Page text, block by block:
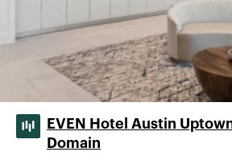
EVEN Hotel Austin
Domain